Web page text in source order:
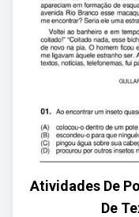
Atividades De
De